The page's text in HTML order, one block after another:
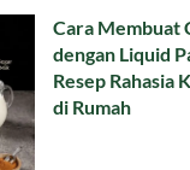
Cara Membuat
dengan Liquid
Resep Rahasia
di Rumah